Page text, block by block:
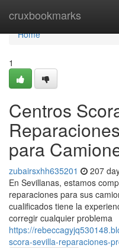
cruxbookmarks
Home
Home
1
Centros
para
zubairsxhh635201 207
En Sevillanas, estamos
reparaciones para sus
cualificados tiene la
corregir cualquier problema
https://
scora-sevilla-reparaciones-